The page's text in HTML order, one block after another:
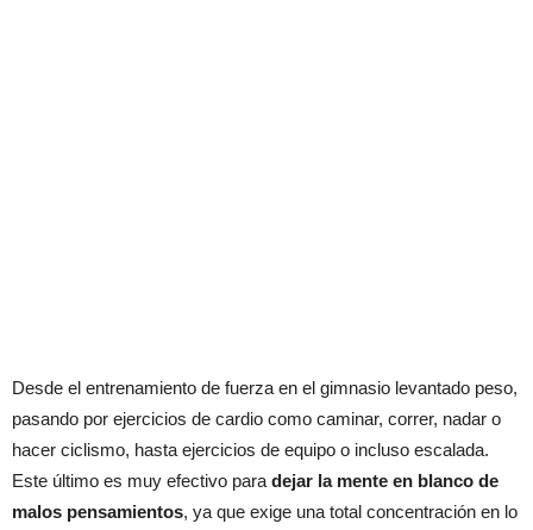
Desde el entrenamiento de fuerza en el gimnasio levantado peso,
pasando por ejercicios de cardio como caminar, correr, nadar o
hacer ciclismo, hasta ejercicios de equipo o incluso escalada.
Este último es muy efectivo para dejar la mente en blanco de
malos pensamientos, ya que exige una total concentración en lo